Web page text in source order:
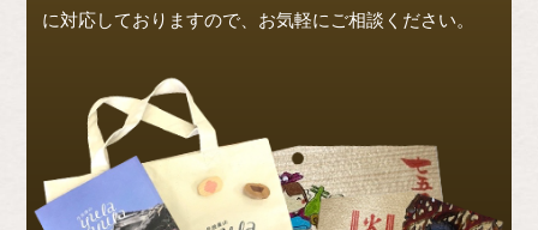
に対応しておりますので、お気軽にご相談ください。